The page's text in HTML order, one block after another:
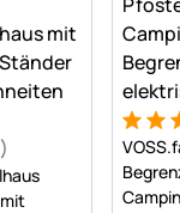
5 (20
73